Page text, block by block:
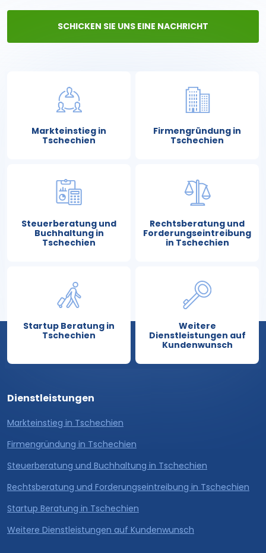
SCHICKEN SIE UNS EINE NACHRICHT
Markteinstieg in
Tschechien
Firmengründung in
Tschechien
Steuerberatung und
Buchhaltung in
Tschechien
Rechtsberatung und
Forderungseintreibung
in Tschechien
Startup Beratung in
Tschechien
Weitere
Dienstleistungen auf
Kundenwunsch
Dienstleistungen
Markteinstieg in Tschechien
Firmengründung in Tschechien
Steuerberatung und Buchhaltung in Tschechien
Rechtsberatung und Forderungseintreibung in Tschechien
Startup Beratung in Tschechien
Weitere Dienstleistungen auf Kundenwunsch